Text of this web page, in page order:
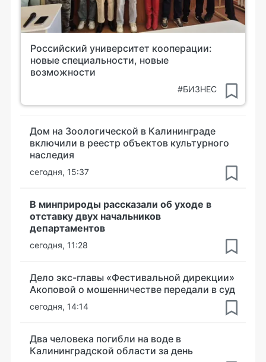
Российский университет кооперации:
новые специальности, новые
возможности
#БИЗНЕС
Дом на Зоологической в Калининграде
включили в реестр объектов культурного
наследия
сегодня, 15:37
В минприроды рассказали об уходе в
отставку двух начальников
департаментов
сегодня, 11:28
Дело экс-главы «Фестивальной дирекции»
Акоповой о мошенничестве передали в суд
сегодня, 14:14
Два человека погибли на воде в
Калининградской области за день